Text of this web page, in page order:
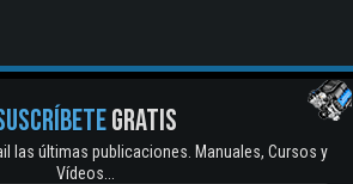
GRATIS
las últimas publicaciones. Manuales, Cursos y
Vídeos...